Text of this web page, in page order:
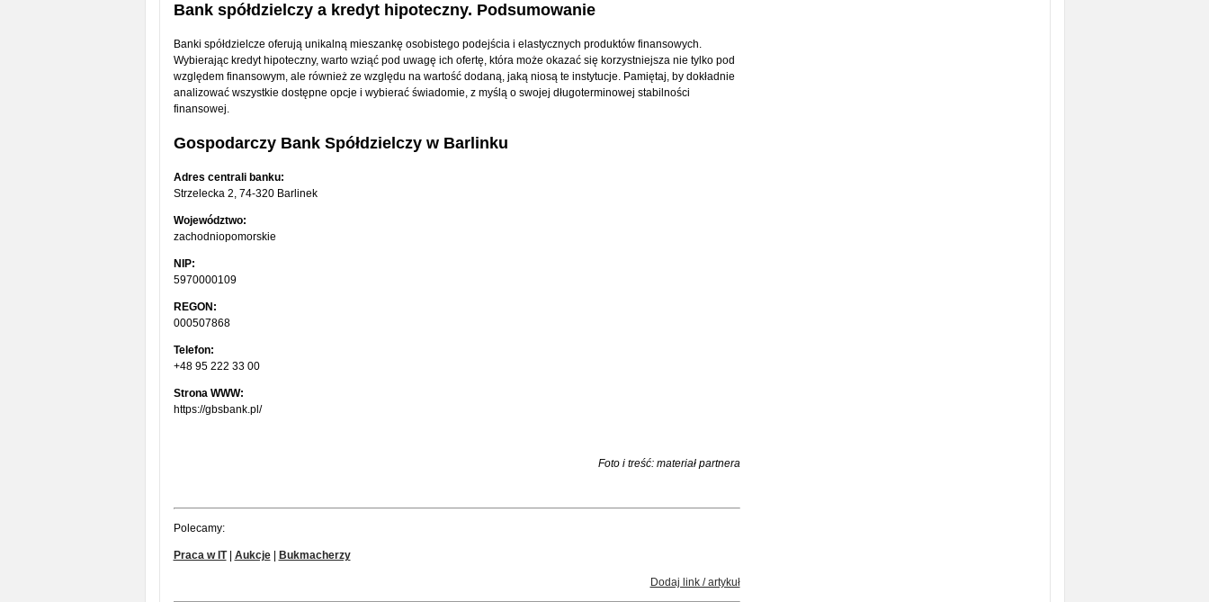
Bank spółdzielczy a kredyt hipoteczny. Podsumowanie
Banki spółdzielcze oferują unikalną mieszankę osobistego podejścia i elastycznych produktów finansowych.
Wybierając kredyt hipoteczny, warto wziąć pod uwagę ich ofertę, która może okazać się korzystniejsza nie tylko pod
względem finansowym, ale również ze względu na wartość dodaną, jaką niosą te instytucje. Pamiętaj, by dokładnie
analizować wszystkie dostępne opcje i wybierać świadomie, z myślą o swojej długoterminowej stabilności
finansowej.
Gospodarczy Bank Spółdzielczy w Barlinku
Adres centrali banku:
Strzelecka 2, 74-320 Barlinek
Województwo:
zachodniopomorskie
NIP:
5970000109
REGON:
000507868
Telefon:
+48 95 222 33 00
Strona WWW:
https://gbsbank.pl/
Foto i treść: materiał partnera
Polecamy:
Praca w IT| Aukcje| Bukmacherzy
Dodaj link / artykuł